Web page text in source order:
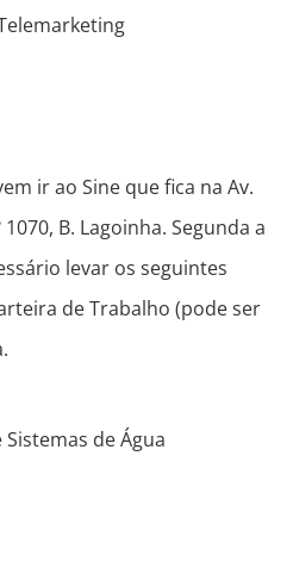
ir ao Sine que fica na Av.
B. Lagoinha. Segunda a
levar os seguintes
de Trabalho (pode ser
de Água